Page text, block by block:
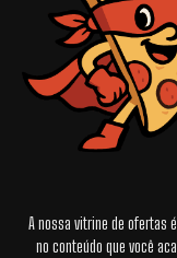
A nossa vitrine de ofertas
no conteúdo que você